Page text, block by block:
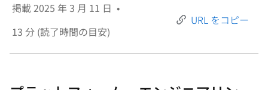
掲載2025 年 3 月 11 日 •
13 分 (読了時間の目安)
URL をコピー